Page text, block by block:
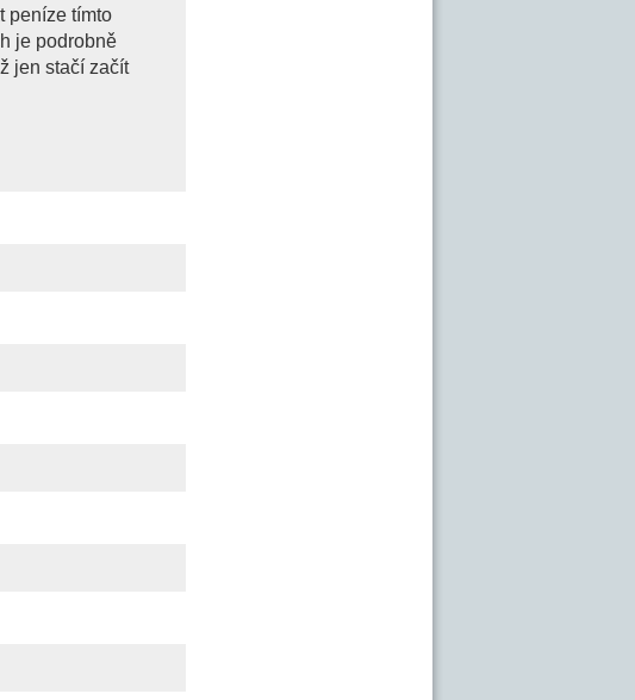
peníze tímto
je podrobně
jen stačí začít